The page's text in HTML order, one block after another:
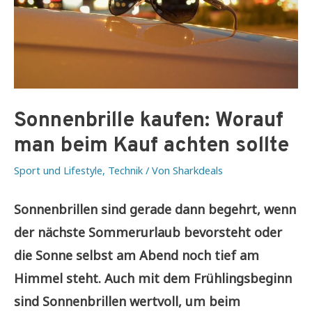
Sonnenbrille kaufen: Worauf
man beim Kauf achten sollte
Sport und Lifestyle, Technik / Von Sharkdeals
Sonnenbrillen sind gerade dann begehrt, wenn
der nächste Sommerurlaub bevorsteht oder
die Sonne selbst am Abend noch tief am
Himmel steht. Auch mit dem Frühlingsbeginn
sind Sonnenbrillen wertvoll, um beim